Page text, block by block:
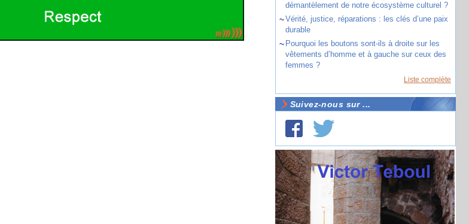
démantèlement de notre écosystème culturel ?
~Vérité, justice, réparations : les clés d’une paix
durable
~ Pourquoi les boutons sont-ils à droite sur les
vêtements d’homme et à gauche sur ceux des
femmes ?
Liste complète
Suivez-nous sur ...